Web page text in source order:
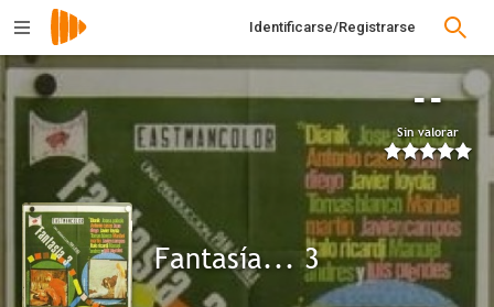
Identificarse/Registrarse
--
Sin valorar
Fantasía... 3